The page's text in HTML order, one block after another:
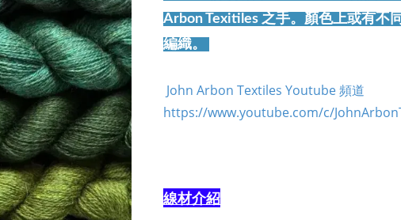
Arbon Texitiles 之手。顏色上或有不
編織。
John Arbon Textiles Youtube 頻道
https://www.youtube.com/c/
線材介紹